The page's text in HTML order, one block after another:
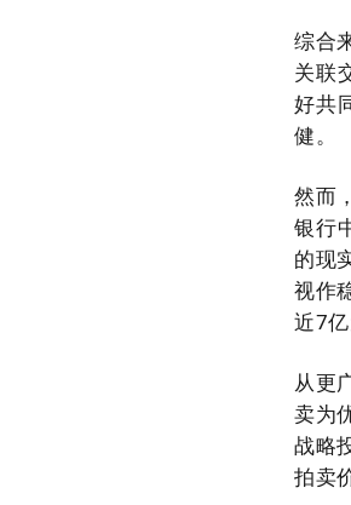
综合
关联
好共
健。
然而
银行
的现
视作
近7
从更
卖为
战略
拍卖